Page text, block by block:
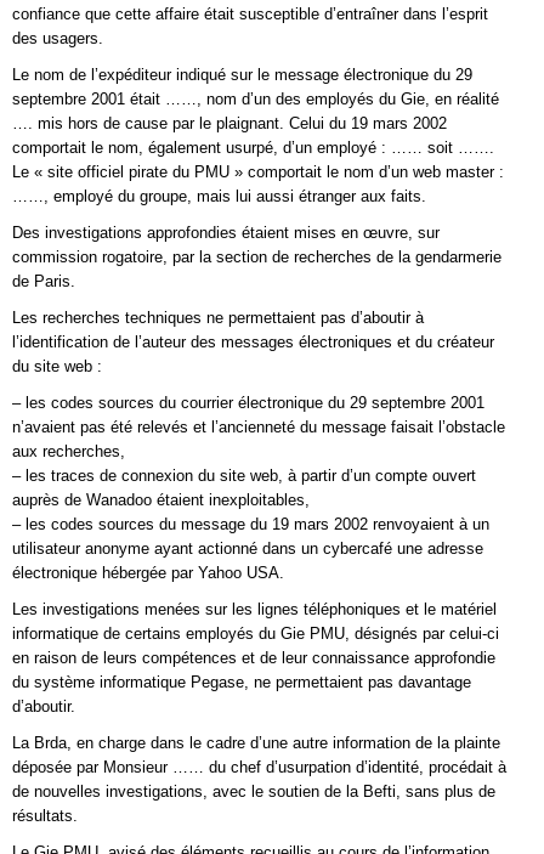
confiance que cette affaire était susceptible d’entraîner dans l’esprit
des usagers.
Le nom de l’expéditeur indiqué sur le message électronique du 29
septembre 2001 était ……, nom d’un des employés du Gie, en réalité
…. mis hors de cause par le plaignant. Celui du 19 mars 2002
comportait le nom, également usurpé, d’un employé : …… soit …….
Le « site officiel pirate du PMU » comportait le nom d’un web master :
……, employé du groupe, mais lui aussi étranger aux faits.
Des investigations approfondies étaient mises en œuvre, sur
commission rogatoire, par la section de recherches de la gendarmerie
de Paris.
Les recherches techniques ne permettaient pas d’aboutir à
l’identification de l’auteur des messages électroniques et du créateur
du site web :
– les codes sources du courrier électronique du 29 septembre 2001
n’avaient pas été relevés et l’ancienneté du message faisait l’obstacle
aux recherches,
– les traces de connexion du site web, à partir d’un compte ouvert
auprès de Wanadoo étaient inexploitables,
– les codes sources du message du 19 mars 2002 renvoyaient à un
utilisateur anonyme ayant actionné dans un cybercafé une adresse
électronique hébergée par Yahoo USA.
Les investigations menées sur les lignes téléphoniques et le matériel
informatique de certains employés du Gie PMU, désignés par celui-ci
en raison de leurs compétences et de leur connaissance approfondie
du système informatique Pegase, ne permettaient pas davantage
d’aboutir.
La Brda, en charge dans le cadre d’une autre information de la plainte
déposée par Monsieur …… du chef d’usurpation d’identité, procédait à
de nouvelles investigations, avec le soutien de la Befti, sans plus de
résultats.